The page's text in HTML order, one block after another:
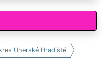
Uherské Hradiště